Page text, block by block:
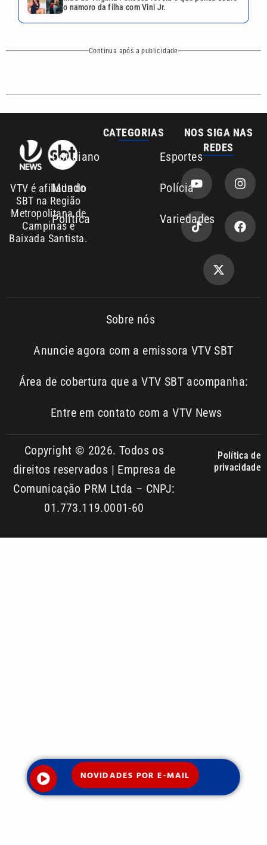
NOVIDADES POR E-MAIL
VTV é afiliada do
SBT na Região
Mundo Polícia
Sobre nós
Anuncie agora com a emissora VTV SBT
Área de cobertura que a VTV SBT acompanha:
Entre em contato com a VTV News
01.773.119.0001-60
Política de
privacidade